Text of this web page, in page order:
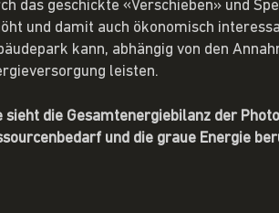
das geschickte «Verschieben» und
und damit auch ökonomisch
kann, abhängig von den
leisten.
sieht die Gesamtenergiebilanz der
und die graue Energie